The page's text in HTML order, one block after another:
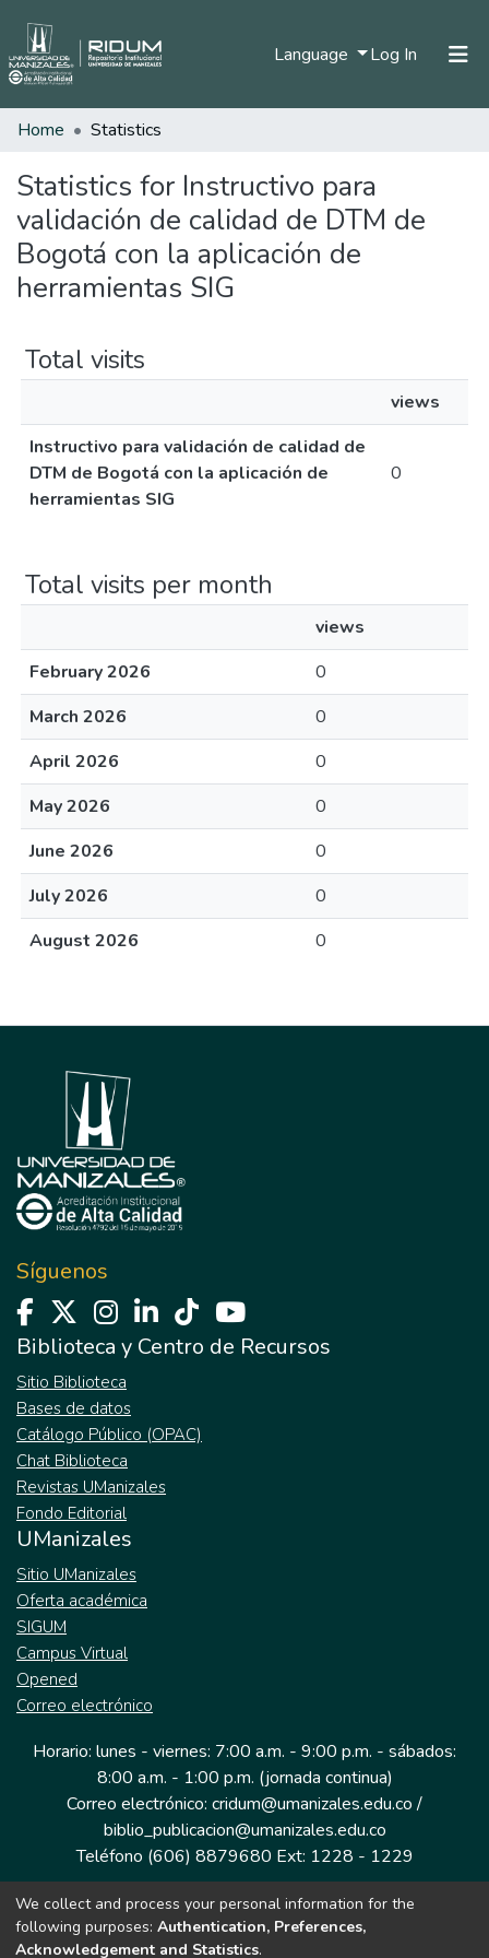
Language Log In (current)
Communities & Collections
All of DSpace
Home Statistics
Statistics for Instructivo para
validación de calidad de DTM de
Bogotá con la aplicación de
herramientas SIG
Total visits
views
Instructivo para validación de calidad de
DTM de Bogotá con la aplicación de
herramientas SIG
0
Total visits per month
views
February 2026
0
March 2026
0
April 2026
0
May 2026
0
June 2026
0
July 2026
0
August 2026
0
Síguenos
Biblioteca y Centro de Recursos
Sitio Biblioteca
Bases de datos
Catálogo Público (OPAC)
Chat Biblioteca
Revistas UManizales
Fondo Editorial
UManizales
Sitio UManizales
Oferta académica
SIGUM
Campus Virtual
Opened
Correo electrónico
Horario: lunes - viernes: 7:00 a.m. - 9:00 p.m. - sábados:
8:00 a.m. - 1:00 p.m. (jornada continua)
Correo electrónico: cridum@umanizales.edu.co /
biblio_publicacion@umanizales.edu.co
Teléfono (606) 8879680 Ext: 1228 - 1229
Dirección: Cra 9 a # 19-03 Edificio histórico, piso 1
Manizales, Caldas
We collect and process your personal information for the
following purposes: Authentication, Preferences,
Acknowledgement and Statistics.